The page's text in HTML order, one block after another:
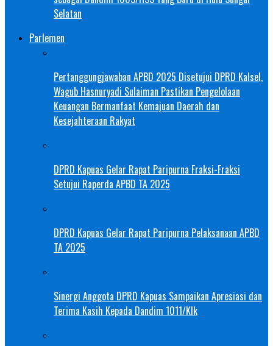
Selatan
Parlemen
Pertanggungjawaban APBD 2025 Disetujui DPRD Kalsel,
Wagub Hasnuryadi Sulaiman Pastikan Pengelolaan
Keuangan Bermanfaat Kemajuan Daerah dan
Kesejahteraan Rakyat
DPRD Kapuas Gelar Rapat Paripurna Fraksi-Fraksi
Setujui Raperda APBD TA 2025
DPRD Kapuas Gelar Rapat Paripurna Pelaksanaan APBD
TA 2025
Sinergi Anggota DPRD Kapuas Sampaikan Apresiasi dan
Terima Kasih Kepada Dandim 1011/Klk